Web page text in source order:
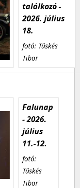
találkozó -
2026. július
18.
fotó: Tüskés
Tibor
Falunap
- 2026.
július
11.-12.
fotó:
Tüskés
Tibor